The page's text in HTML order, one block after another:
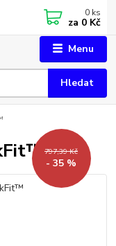
Menu
Hledat
0 ks
za 0 Kč
797,39 Kč
- 35 %